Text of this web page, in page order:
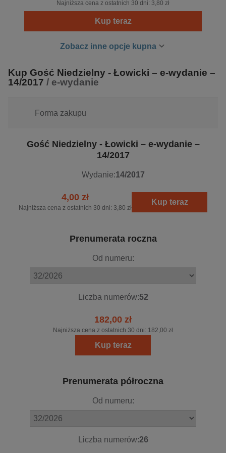
wszystkim na zagadnieniach dotyczących wiary. Na
otaczającą rzeczywistość społeczną, gospodarczą i
otrzymała prestiżowe wyróżnienie Grand Front,
przyznawane przez Izbę Wydawców Prasy. Tygodnik jest
Dystrybucji Prasy i Polskich Badań Czytelnictwa.
Najniższa cena z ostatnich 30 dni: 3,80 zł
Kup teraz
Zobacz inne opcje kupna
Kup Gość Niedzielny - Łowicki – e-wydanie –
14/2017 / e-wydanie
Forma zakupu
Gość Niedzielny - Łowicki – e-wydanie –
14/2017
Wydanie:14/2017
4,00 zł
Najniższa cena z ostatnich 30 dni: 3,80 zł
Kup teraz
Prenumerata roczna
Od numeru:
Liczba numerów:52
182,00 zł
Najniższa cena z ostatnich 30 dni: 182,00 zł
Kup teraz
Prenumerata półroczna
Od numeru:
Liczba numerów:26